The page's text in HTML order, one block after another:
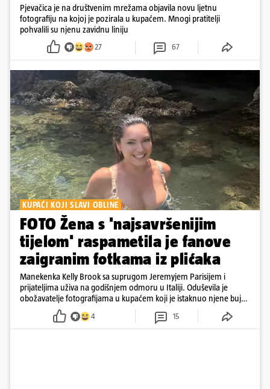
Pjevačica je na društvenim mrežama objavila novu ljetnu
fotografiju na kojoj je pozirala u kupaćem. Mnogi pratitelji
pohvalili su njenu zavidnu liniju
27 67
KUPAĆI KOJI SLAVI OBLINE
FOTO Žena s 'najsavršenijim
tijelom' raspametila je fanove
zaigranim fotkama iz plićaka
Manekenka Kelly Brook sa suprugom Jeremyjem Parisijem i
prijateljima uživa na godišnjem odmoru u Italiji. Oduševila je
obožavatelje fotografijama u kupaćem koji je istaknuo njene bujne
4 15